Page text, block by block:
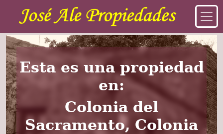
Esta es una propiedad
en:
Colonia del
Sacramento, Colonia